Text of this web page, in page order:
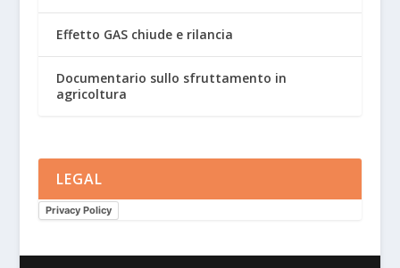
Effetto GAS chiude e rilancia
Documentario sullo sfruttamento in
agricoltura
LEGAL
Privacy Policy